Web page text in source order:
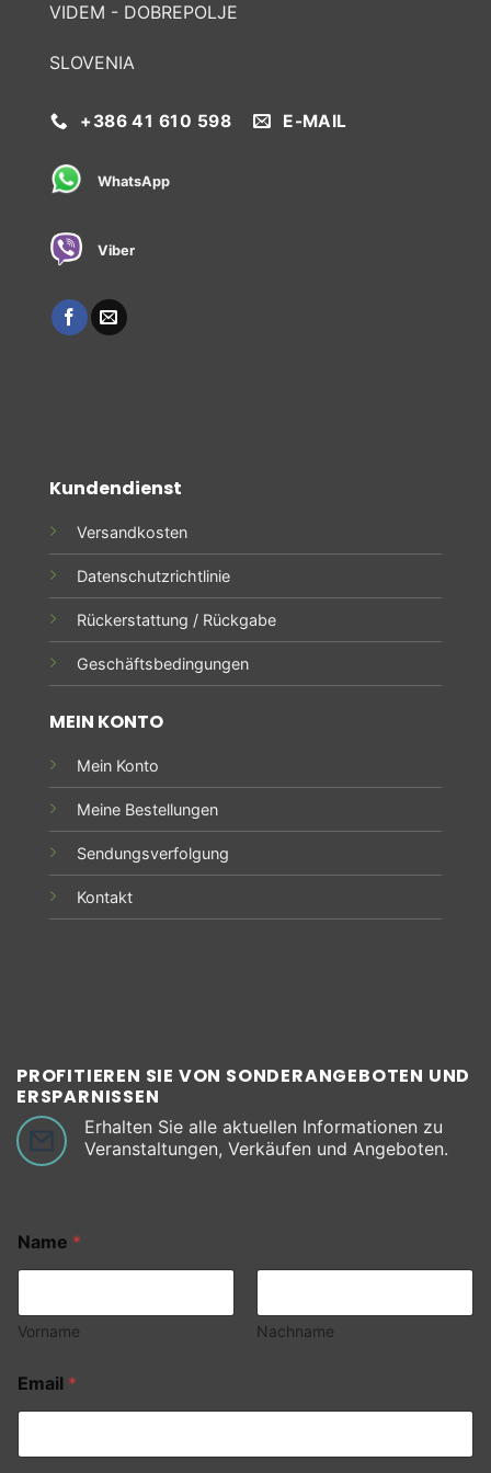
VIDEM - DOBREPOLJE
SLOVENIA
+386 41 610 598 E-MAIL
WhatsApp
Viber
Kundendienst
Versandkosten
Datenschutzrichtlinie
Rückerstattung / Rückgabe
Geschäftsbedingungen
MEIN KONTO
Mein Konto
Meine Bestellungen
Sendungsverfolgung
Kontakt
PROFITIEREN SIE VON SONDERANGEBOTEN UND
ERSPARNISSEN
Erhalten Sie alle aktuellen Informationen zu
Veranstaltungen, Verkäufen und Angeboten.
Name *
Vorname Nachname
Email *